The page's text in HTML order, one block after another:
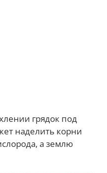
грядок под
наделить корни
а землю